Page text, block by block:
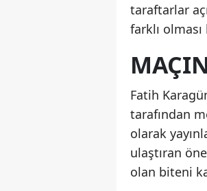
taraftarlar
farklı
Fatih
tarafından
olarak
ulaştıran
olan biteni